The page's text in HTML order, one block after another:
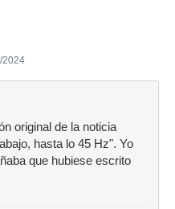
2024
original de la noticia
hasta lo 45 Hz". Yo
que hubiese escrito